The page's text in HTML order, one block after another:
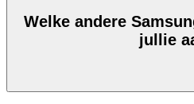
Welke andere
jullie